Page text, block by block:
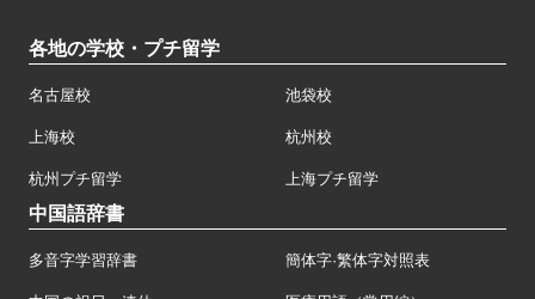
各地の学校・プチ留学
名古屋校 池袋校
上海校 杭州校
杭州プチ留学 上海プチ留学
中国語辞書
多音字学習辞書 簡体字·繁体字対照表